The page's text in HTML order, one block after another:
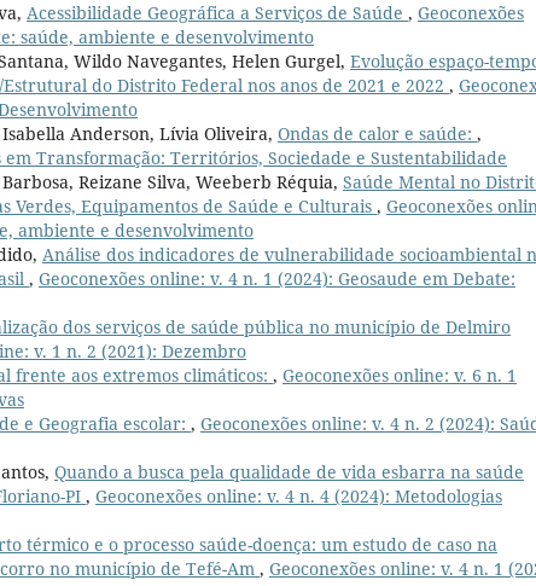
Acessibilidade Geográfica a Serviços de Saúde , Geoconexões
saúde, ambiente e desenvolvimento
Wildo Navegantes, Helen Gurgel, Evolução espaço-
do Distrito Federal nos anos de 2021 e 2022 ,
Anderson, Lívia Oliveira, Ondas de calor e saúde: ,
em Transformação: Territórios, Sociedade e Sustentabilidade
Reizane Silva, Weeberb Réquia, Saúde Mental no
Verdes, Equipamentos de Saúde e Culturais , Geoconexões
ambiente e desenvolvimento
Análise dos indicadores de vulnerabilidade socioambiental
, Geoconexões online: v. 4 n. 1 (2024): Geosaude em Debate:
dos serviços de saúde pública no município de Delmiro
v. 1 n. 2 (2021): Dezembro
frente aos extremos climáticos: , Geoconexões online: v. 6 n. 1
e Geografia escolar: , Geoconexões online: v. 4 n. 2 (2024):
Quando a busca pela qualidade de vida esbarra na saúde
PI , Geoconexões online: v. 4 n. 4 (2024): Metodologias
térmico e o processo saúde-doença: um estudo de caso na
no município de Tefé-Am , Geoconexões online: v. 4 n. 1